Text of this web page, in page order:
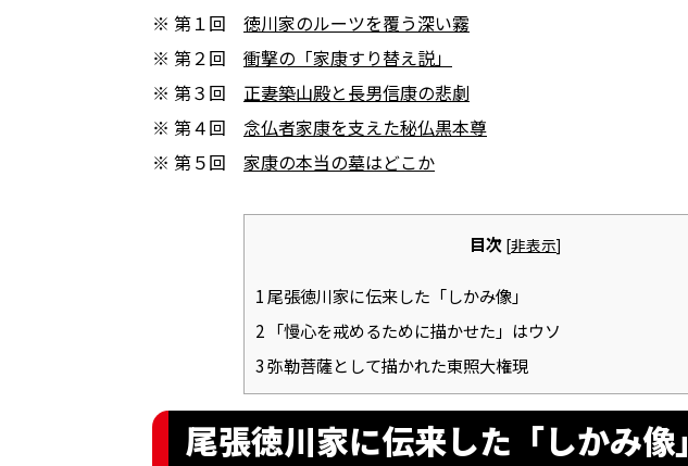
※ 第１回 徳川家のルーツを覆う深い霧
※ 第２回 衝撃の「家康すり替え説」
※ 第３回 正妻築山殿と長男信康の悲劇
※ 第４回 念仏者家康を支えた秘仏黒本尊
※ 第５回 家康の本当の墓はどこか
目次 [非表示]
1尾張徳川家に伝来した「しかみ像」
2「慢心を戒めるために描かせた」はウソ
3弥勒菩薩として描かれた東照大権現
尾張徳川家に伝来した「しかみ像」